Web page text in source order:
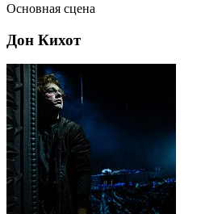
Основная сцена
Дон Кихот